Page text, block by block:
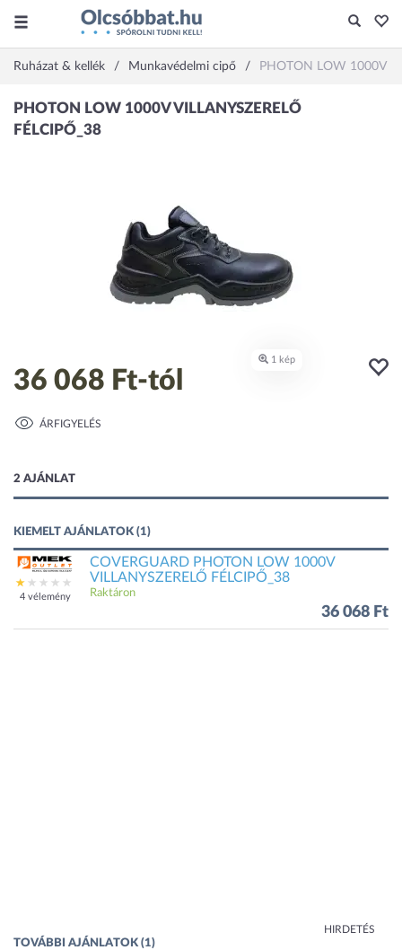
Ruházat & kellék Munkavédelmi cipő PHOTON LOW 1000V
36 068 Ft-tól
ÁRFIGYELÉS
2 AJÁNLAT
KIEMELT AJÁNLATOK (1)
4 vélemény
COVERGUARD PHOTON LOW 1000V
VILLANYSZERELŐ FÉLCIPŐ_38
Raktáron
36 068 Ft
HIRDETÉS
TOVÁBBI AJÁNLATOK (1)